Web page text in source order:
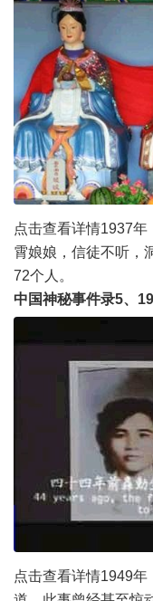
点击查看详情1937
霄娘娘，信徒不听，
72个人。
中国神秘事件录5、
点击查看详情1949